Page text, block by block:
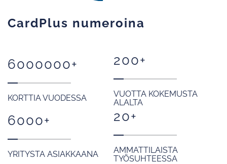
CardPlus numeroina
6000000+
KORTTIA VUODESSA
200+
VUOTTA KOKEMUSTA
ALALTA
6000+
YRITYSTA ASIAKKAANA
20+
AMMATTILAISTA
TYÖSUHTEESSA